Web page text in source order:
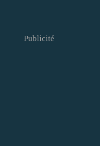
Publicité